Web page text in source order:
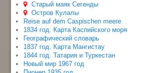
Старый маяк Сегенды
Остров Кулалы
Reise auf dem Caspischen meere
1834 год. Карта Каспийского моря
Географический словарь
1837 год. Карта Мангистау
1844 год. Татария и Туркестан
Новый мир 1967 год